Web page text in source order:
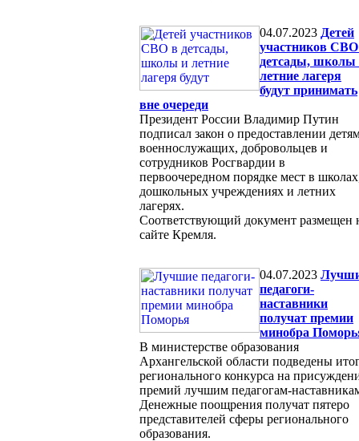
04.07.2023 Детей
участников
детсады, школы
летние лагеря
будут принимать
вне очереди
Президент России Владимир Путин
подписал закон о предоставлении
военнослужащих, добровольцев и
сотрудников Росгвардии в
первоочередном порядке мест в
дошкольных учреждениях и летних
лагерях.
Соответствующий документ размещен
сайте Кремля.
04.07.2023
педагоги-
наставники
получат премии
минобра
В министерстве образования
Архангельской области подведены
регионального конкурса на
премий лучшим педагогам-
Денежные поощрения получат пятеро
представителей сферы регионального
образования.